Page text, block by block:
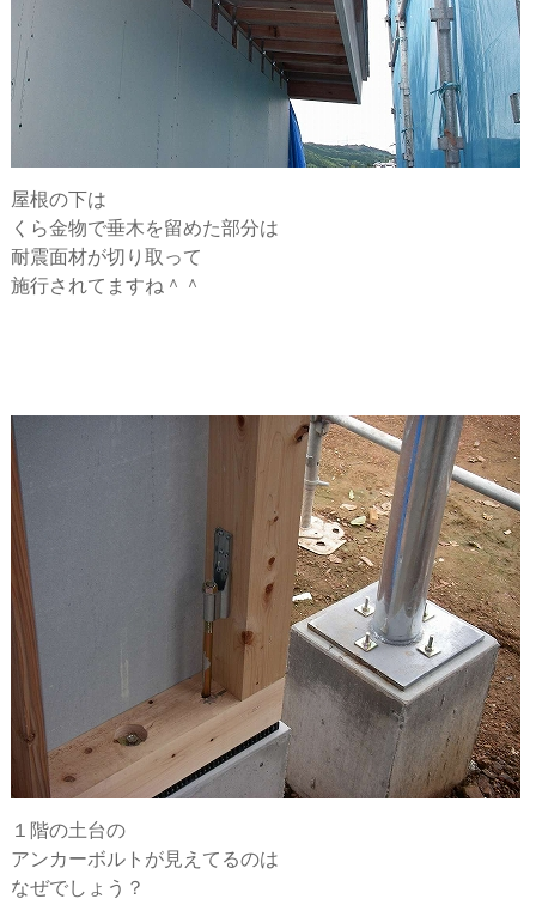
屋根の下は
くら金物で垂木を留めた部分は
耐震面材が切り取って
施行されてますね＾＾
１階の土台の
アンカーボルトが見えてるのは
なぜでしょう？